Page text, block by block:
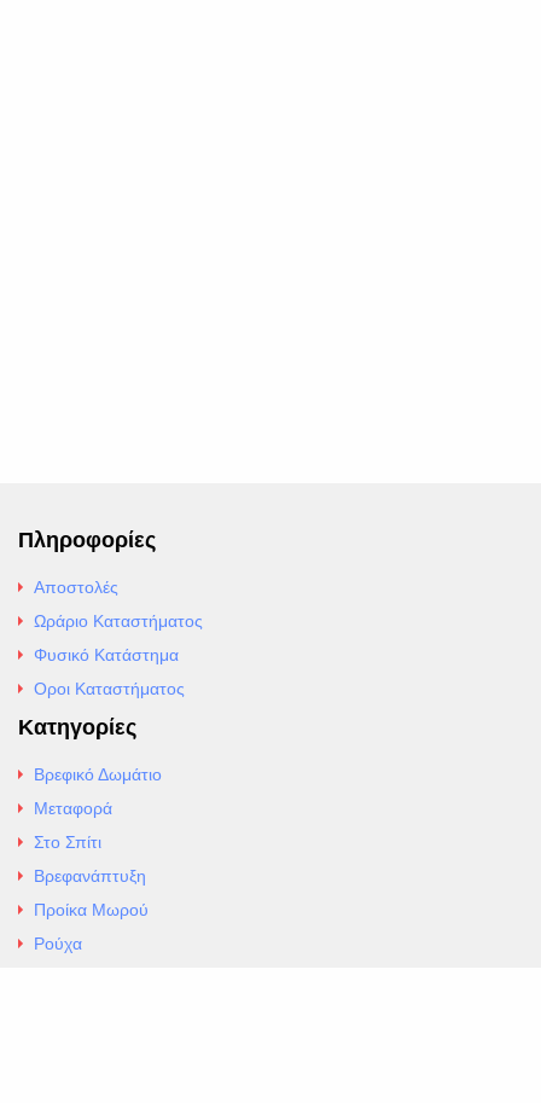
Πληροφορίες
Αποστολές
Ωράριο Καταστήματος
Φυσικό Κατάστημα
Οροι Καταστήματος
Κατηγορίες
Βρεφικό Δωμάτιο
Μεταφορά
Στο Σπίτι
Βρεφανάπτυξη
Προίκα Μωρού
Ρούχα